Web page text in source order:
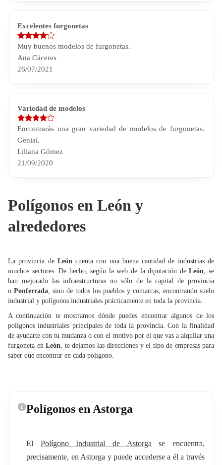
Excelentes furgonetas
Muy buenos modelos de furgonetas.
Ana Cáceres
26/07/2021
Variedad de modelos
Encontrarás una gran variedad de modelos de furgonetas.
Genial.
Liliana Gómez
21/09/2020
Polígonos en León y
alrededores
La provincia de León cuenta con una buena cantidad de industrias de
muchos sectores. De hecho, según la web de la diputación deLeón , se
han mejorado las infraestructuras no sólo de la capital de provincia
o Ponferrada , sino de todos los pueblos y comarcas, encontrando suelo
industrial y polígonos industriales prácticamente en toda la provincia.
A continuación te mostramos dónde puedes encontrar algunos de los
polígonos industriales principales de toda la provincia. Con la finalidad
de ayudarte con tu mudanza o con el motivo por el que vas a alquilar una
furgoneta en León , te dejamos las direcciones y el tipo de empresas para
saber qué encontrar en cada polígono.
Polígonos en Astorga
El Polígono Industrial de Astorga se encuentra,
precisamente, en Astorga y puede accederse a él a través